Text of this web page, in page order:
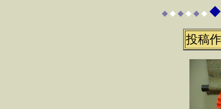
◆ ◆ ◆ ◆ ◆ ◆ ◆
投稿